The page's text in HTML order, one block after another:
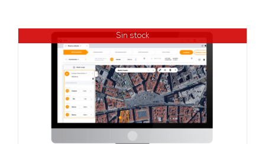
Sin stock